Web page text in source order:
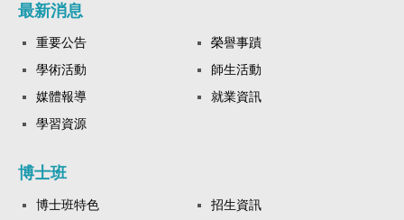
最新消息
重要公告
榮譽事蹟
學術活動
師生活動
媒體報導
就業資訊
學習資源
博士班
博士班特色
招生資訊